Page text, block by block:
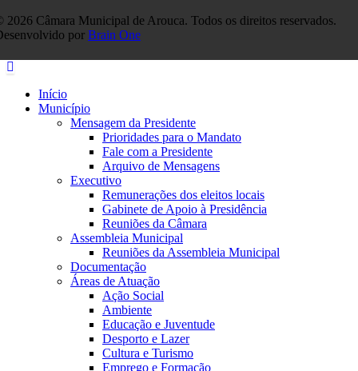
2026 Câmara Municipal de Arouca. Todos os direitos reservados.
por Brain One
Início
Município
Mensagem da Presidente
Prioridades para o Mandato
Fale com a Presidente
Arquivo de Mensagens
Executivo
Remunerações dos eleitos locais
Gabinete de Apoio à Presidência
Reuniões da Câmara
Assembleia Municipal
Reuniões da Assembleia Municipal
Documentação
Áreas de Atuação
Ação Social
Ambiente
Educação e Juventude
Desporto e Lazer
Cultura e Turismo
Emprego e Formação